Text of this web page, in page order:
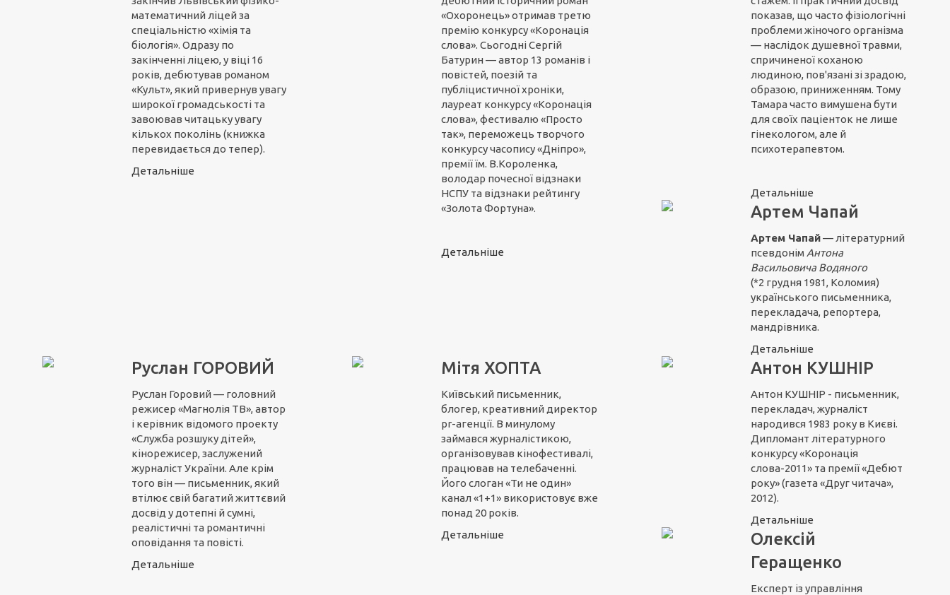
математичний ліцей за
спеціальністю «хімія та
біологія». Одразу по
закінченні ліцею, у віці 16
років, дебютував романом
«Культ», який привернув увагу
широкої громадськості та
завоював читацьку увагу
кількох поколінь (книжка
перевидається до тепер).
Детальніше
«Охоронець» отримав третю
премію конкурсу «Коронація
слова». Сьогодні Сергій
Батурин — автор 13 романів і
повістей, поезій та
публіцистичної хроніки,
лауреат конкурсу «Коронація
слова», фестивалю «Просто
так», переможець творчого
конкурсу часопису «Дніпро»,
премії їм. В.Короленка,
володар почесної відзнаки
НСПУ та відзнаки рейтингу
«Золота Фортуна».
Детальніше
показав, що часто фізіологічні
проблеми жіночого організма
— наслідок душевної травми,
спричиненої коханою
людиною, пов'язані зі зрадою,
образою, приниженням. Тому
Тамара часто вимушена бути
для своїх паціенток не лише
гінекологом, але й
психотерапевтом.
Детальніше
Артем Чапай
Артем Чапай— літературний
псевдонім Антона
Васильовича Водяного
(*2 грудня 1981, Коломия)
українського письменника,
перекладача, репортера,
мандрівника.
Детальніше
Руслан ГОРОВИЙ
Руслан Горовий — головний
режисер «Магнолія ТВ», автор
і керівник відомого проекту
«Служба розшуку дітей»,
кінорежисер, заслужений
журналіст України. Але крім
того він — письменник, який
втілює свій багатий життєвий
досвід у дотепні й сумні,
реалістичні та романтичні
оповідання та повісті.
Детальніше
Мітя ХОПТА
Київський письменник,
блогер, креативний директор
pr-агенції. В минулому
займався журналістикою,
організовував кінофестивалі,
працював на телебаченні.
Його слоган «Ти не один»
канал «1+1» використовує вже
понад 20 років.
Детальніше
Антон КУШНІР
Антон КУШНІР - письменник,
перекладач, журналіст
народився 1983 року в Києві.
Дипломант літературного
конкурсу «Коронація
слова-2011» та премії «Дебют
року» (газета «Друг читача»,
2012).
Детальніше
Олексій
Геращенко
Експерт із управління